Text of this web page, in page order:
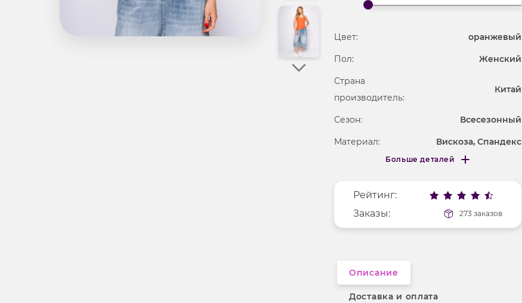
Цвет: оранжевый
Пол: Женский
Страна
производитель:
Китай
Сезон: Всесезонный
Материал:
Вискоза, Спандекс
облегающий
Фактура материала
Длина рукава без рукавов
Больше деталей
Меньше деталей
Рейтинг:
Заказы:
273 заказов
Описание
Доставка и оплата